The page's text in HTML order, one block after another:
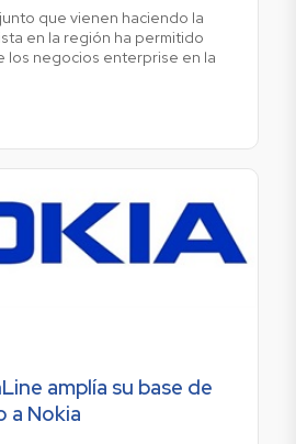
que vienen haciendo la
en la región ha permitido
los negocios enterprise en la
amplía su base de
a Nokia